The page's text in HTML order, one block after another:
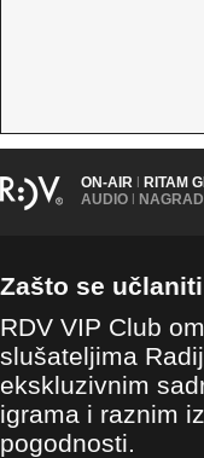
ON-AIR | RITAM
AUDIO |
Zašto se
RDV VIP Club
slušateljima
ekskluzivnim
igrama i raznim
pogodnosti.